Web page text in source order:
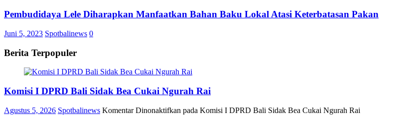
Pembudidaya Lele Diharapkan Manfaatkan Bahan Baku Lokal Atasi Keterbatasan Pakan
Juni 5, 2023 Spotbalinews 0
Berita Terpopuler
Komisi I DPRD Bali Sidak Bea Cukai Ngurah Rai
Agustus 5, 2026 Spotbalinews Komentar Dinonaktifkan pada Komisi I DPRD Bali Sidak Bea Cukai Ngurah Rai